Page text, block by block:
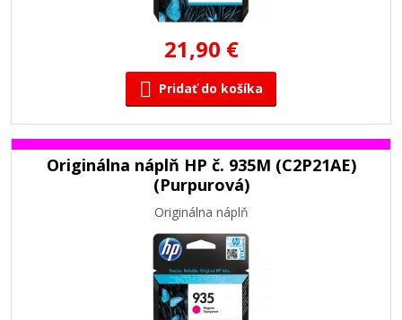
21,90 €
Pridať do košíka
Originálna náplň HP č. 935M (C2P21AE)
(Purpurová)
Originálna náplň